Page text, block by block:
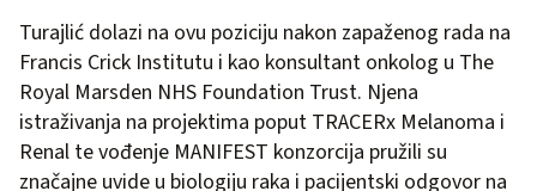
Turajlić dolazi na ovu poziciju nakon zapaženog rada na
Francis Crick Institutu i kao konsultant onkolog u The
Royal Marsden NHS Foundation Trust. Njena
istraživanja na projektima poput TRACERx Melanoma i
Renal te vođenje MANIFEST konzorcija pružili su
značajne uvide u biologiju raka i pacijentski odgovor na